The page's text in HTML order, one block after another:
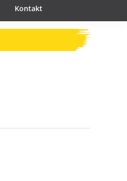
Kontakt